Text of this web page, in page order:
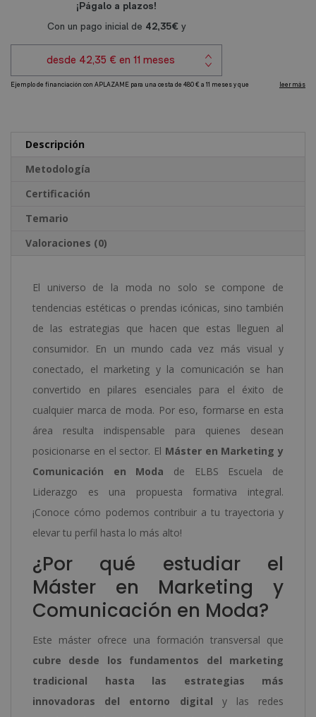
cantidad
t
Descripción
Metodología
Certificación
Temario
Valoraciones (0)
El universo de la moda no solo se compone de
tendencias estéticas o prendas icónicas, sino también
de las estrategias que hacen que estas lleguen al
consumidor. En un mundo cada vez más visual y
conectado, el marketing y la comunicación se han
convertido en pilares esenciales para el éxito de
cualquier marca de moda. Por eso, formarse en esta
área resulta indispensable para quienes desean
posicionarse en el sector. El Máster en Marketing y
Comunicación en Moda de ELBS Escuela de
Liderazgo es una propuesta formativa integral.
¡Conoce cómo podemos contribuir a tu trayectoria y
elevar tu perfil hasta lo más alto!
¿Por qué estudiar el
Máster en Marketing y
Comunicación en Moda?
Este máster ofrece una formación transversal que
cubre desde los fundamentos del marketing
tradicional hasta las estrategias más
innovadoras del entorno digital y las redes